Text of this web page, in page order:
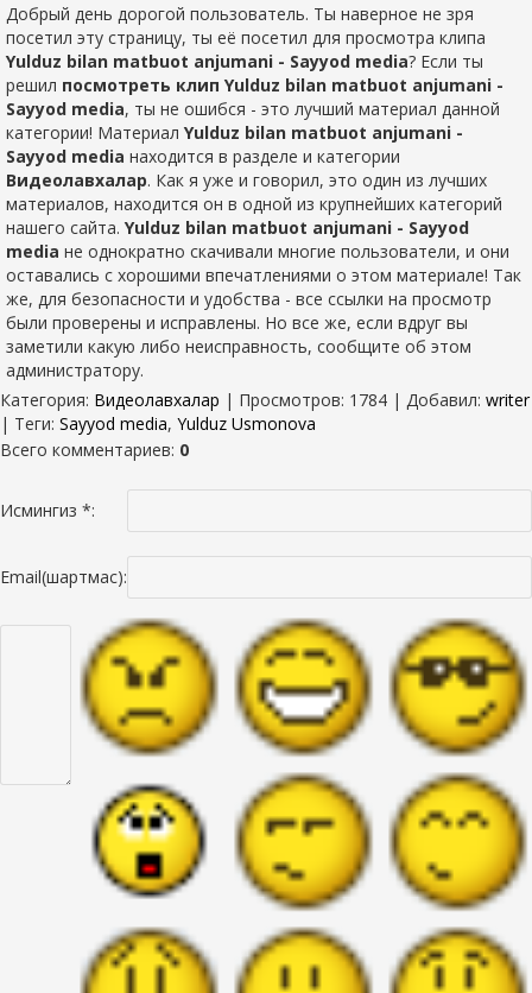
Добрый день дорогой пользователь. Ты наверное не зря
посетил эту страницу, ты её посетил для просмотра клипа
Yulduz bilan matbuot anjumani - Sayyod media? Если ты
решил посмотреть клип Yulduz bilan matbuot anjumani -
Sayyod media, ты не ошибся - это лучший материал данной
категории! Материал Yulduz bilan matbuot anjumani -
Sayyod media находится в разделе и категории
Видеолавхалар. Как я уже и говорил, это один из лучших
материалов, находится он в одной из крупнейших категорий
нашего сайта. Yulduz bilan matbuot anjumani - Sayyod
media не однократно скачивали многие пользователи, и они
оставались с хорошими впечатлениями о этом материале! Так
же, для безопасности и удобства - все ссылки на просмотр
были проверены и исправлены. Но все же, если вдруг вы
заметили какую либо неисправность, сообщите об этом
администратору.
Категория: Видеолавхалар | Просмотров: 1784 | Добавил: writer
| Теги: Sayyod media, Yulduz Usmonova
Всего комментариев: 0
Исмингиз *:
Email(шартмас):